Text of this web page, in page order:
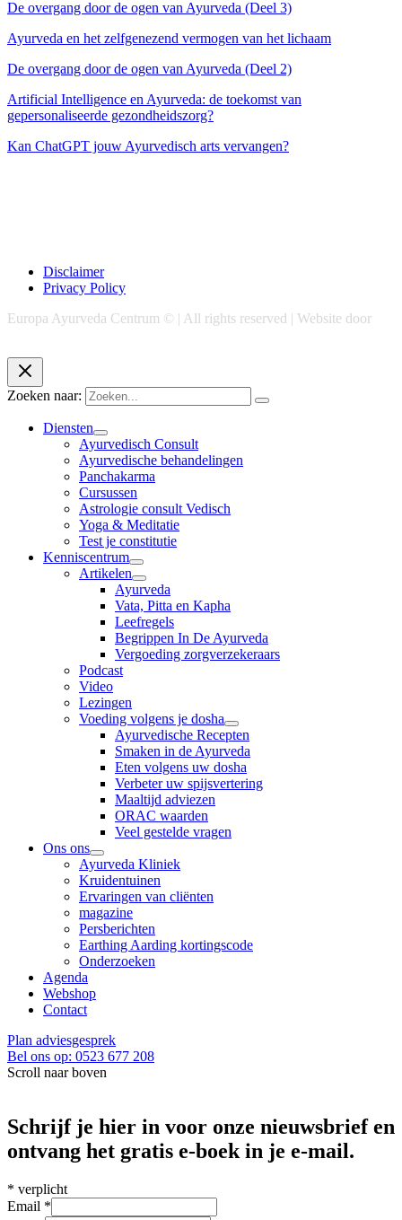
De overgang door de ogen van Ayurveda (Deel 3)
Ayurveda en het zelfgenezend vermogen van het lichaam
De overgang door de ogen van Ayurveda (Deel 2)
Artificial Intelligence en Ayurveda: de toekomst van
gepersonaliseerde gezondheidszorg?
Kan ChatGPT jouw Ayurvedisch arts vervangen?
Disclaimer
Privacy Policy
Europa Ayurveda Centrum © | All rights reserved | Website door
Zoeken naar:
Diensten
Ayurvedisch Consult
Ayurvedische behandelingen
Panchakarma
Cursussen
Astrologie consult Vedisch
Yoga & Meditatie
Test je constitutie
Kenniscentrum
Artikelen
Ayurveda
Vata, Pitta en Kapha
Leefregels
Begrippen In De Ayurveda
Vergoeding zorgverzekeraars
Podcast
Video
Lezingen
Voeding volgens je dosha
Ayurvedische Recepten
Smaken in de Ayurveda
Eten volgens uw dosha
Verbeter uw spijsvertering
Maaltijd adviezen
ORAC waarden
Veel gestelde vragen
Ons ons
Ayurveda Kliniek
Kruidentuinen
Ervaringen van cliënten
magazine
Persberichten
Earthing Aarding kortingscode
Onderzoeken
Agenda
Webshop
Contact
Plan adviesgesprek
Bel ons op: 0523 677 208
Scroll naar boven
Schrijf je hier in voor onze nieuwsbrief en
ontvang het gratis e-boek in je e-mail.
* verplicht
Email *